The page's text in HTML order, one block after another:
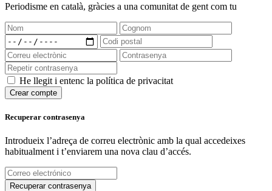
Periodisme en català, gràcies a una comunitat de gent com tu
He llegit i entenc la política de privacitat
Crear compte
Recuperar contrasenya
Introdueix l’adreça de correu electrònic amb la qual accedeixes
habitualment i t’enviarem una nova clau d’accés.
Recuperar contrasenya